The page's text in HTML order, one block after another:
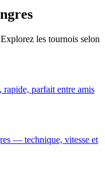
les tournois selon
parfait entre amis
— technique, vitesse et